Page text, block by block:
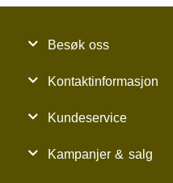
Besøk oss
Kontaktinformasjon
Kundeservice
Kampanjer & salg